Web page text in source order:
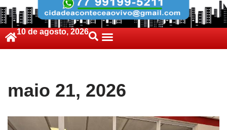
10 de agosto, 2026
maio 21, 2026